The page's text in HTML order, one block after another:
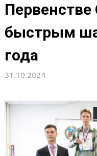
быстрым
года
31.10.2024